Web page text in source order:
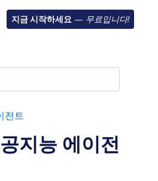
지금 시작하세요 — 무료입니다!
전트
지능 에이전